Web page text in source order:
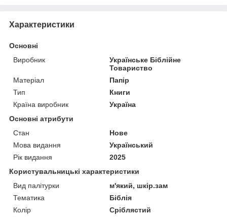
Характеристики
Основні
Виробник
Українське Біблійне
Товариство
Матеріал
Папір
Тип
Книги
Країна виробник
Україна
Основні атрибути
Стан
Нове
Мова видання
Український
Рік видання
2025
Користувальницькі характеристики
Вид палітурки
м'який, шкір.зам
Тематика
Біблія
Колір
Сріблястий